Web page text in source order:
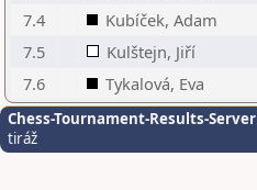
7.4
Kubíček, Adam
7.5
Kulštejn, Jiří
7.6
Tykalová, Eva
Chess-Tournament-Results-Server
tiráž